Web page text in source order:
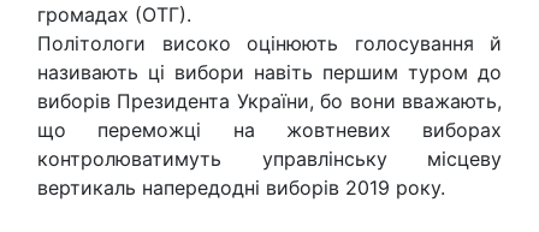
громадах (ОТГ).
Політологи високо оцінюють голосування й
називають ці вибори навіть першим туром до
виборів Президента України, бо вони вважають,
що переможці на жовтневих виборах
контролюватимуть управлінську місцеву
вертикаль напередодні виборів 2019 року.